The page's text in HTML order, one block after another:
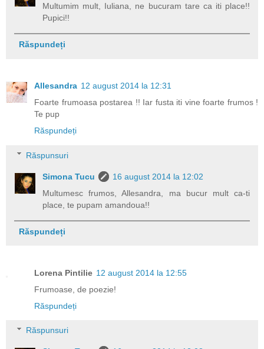
Multumim mult, Iuliana, ne bucuram tare ca iti place!!
Pupici!!
Răspundeți
Allesandra 12 august 2014 la 12:31
Foarte frumoasa postarea !! Iar fusta iti vine foarte frumos !
Te pup
Răspundeți
Răspunsuri
Simona Tucu
16 august 2014 la 12:02
Multumesc frumos, Allesandra, ma bucur mult ca-ti
place, te pupam amandoua!!
Răspundeți
Lorena Pintilie 12 august 2014 la 12:55
Frumoase, de poezie!
Răspundeți
Răspunsuri